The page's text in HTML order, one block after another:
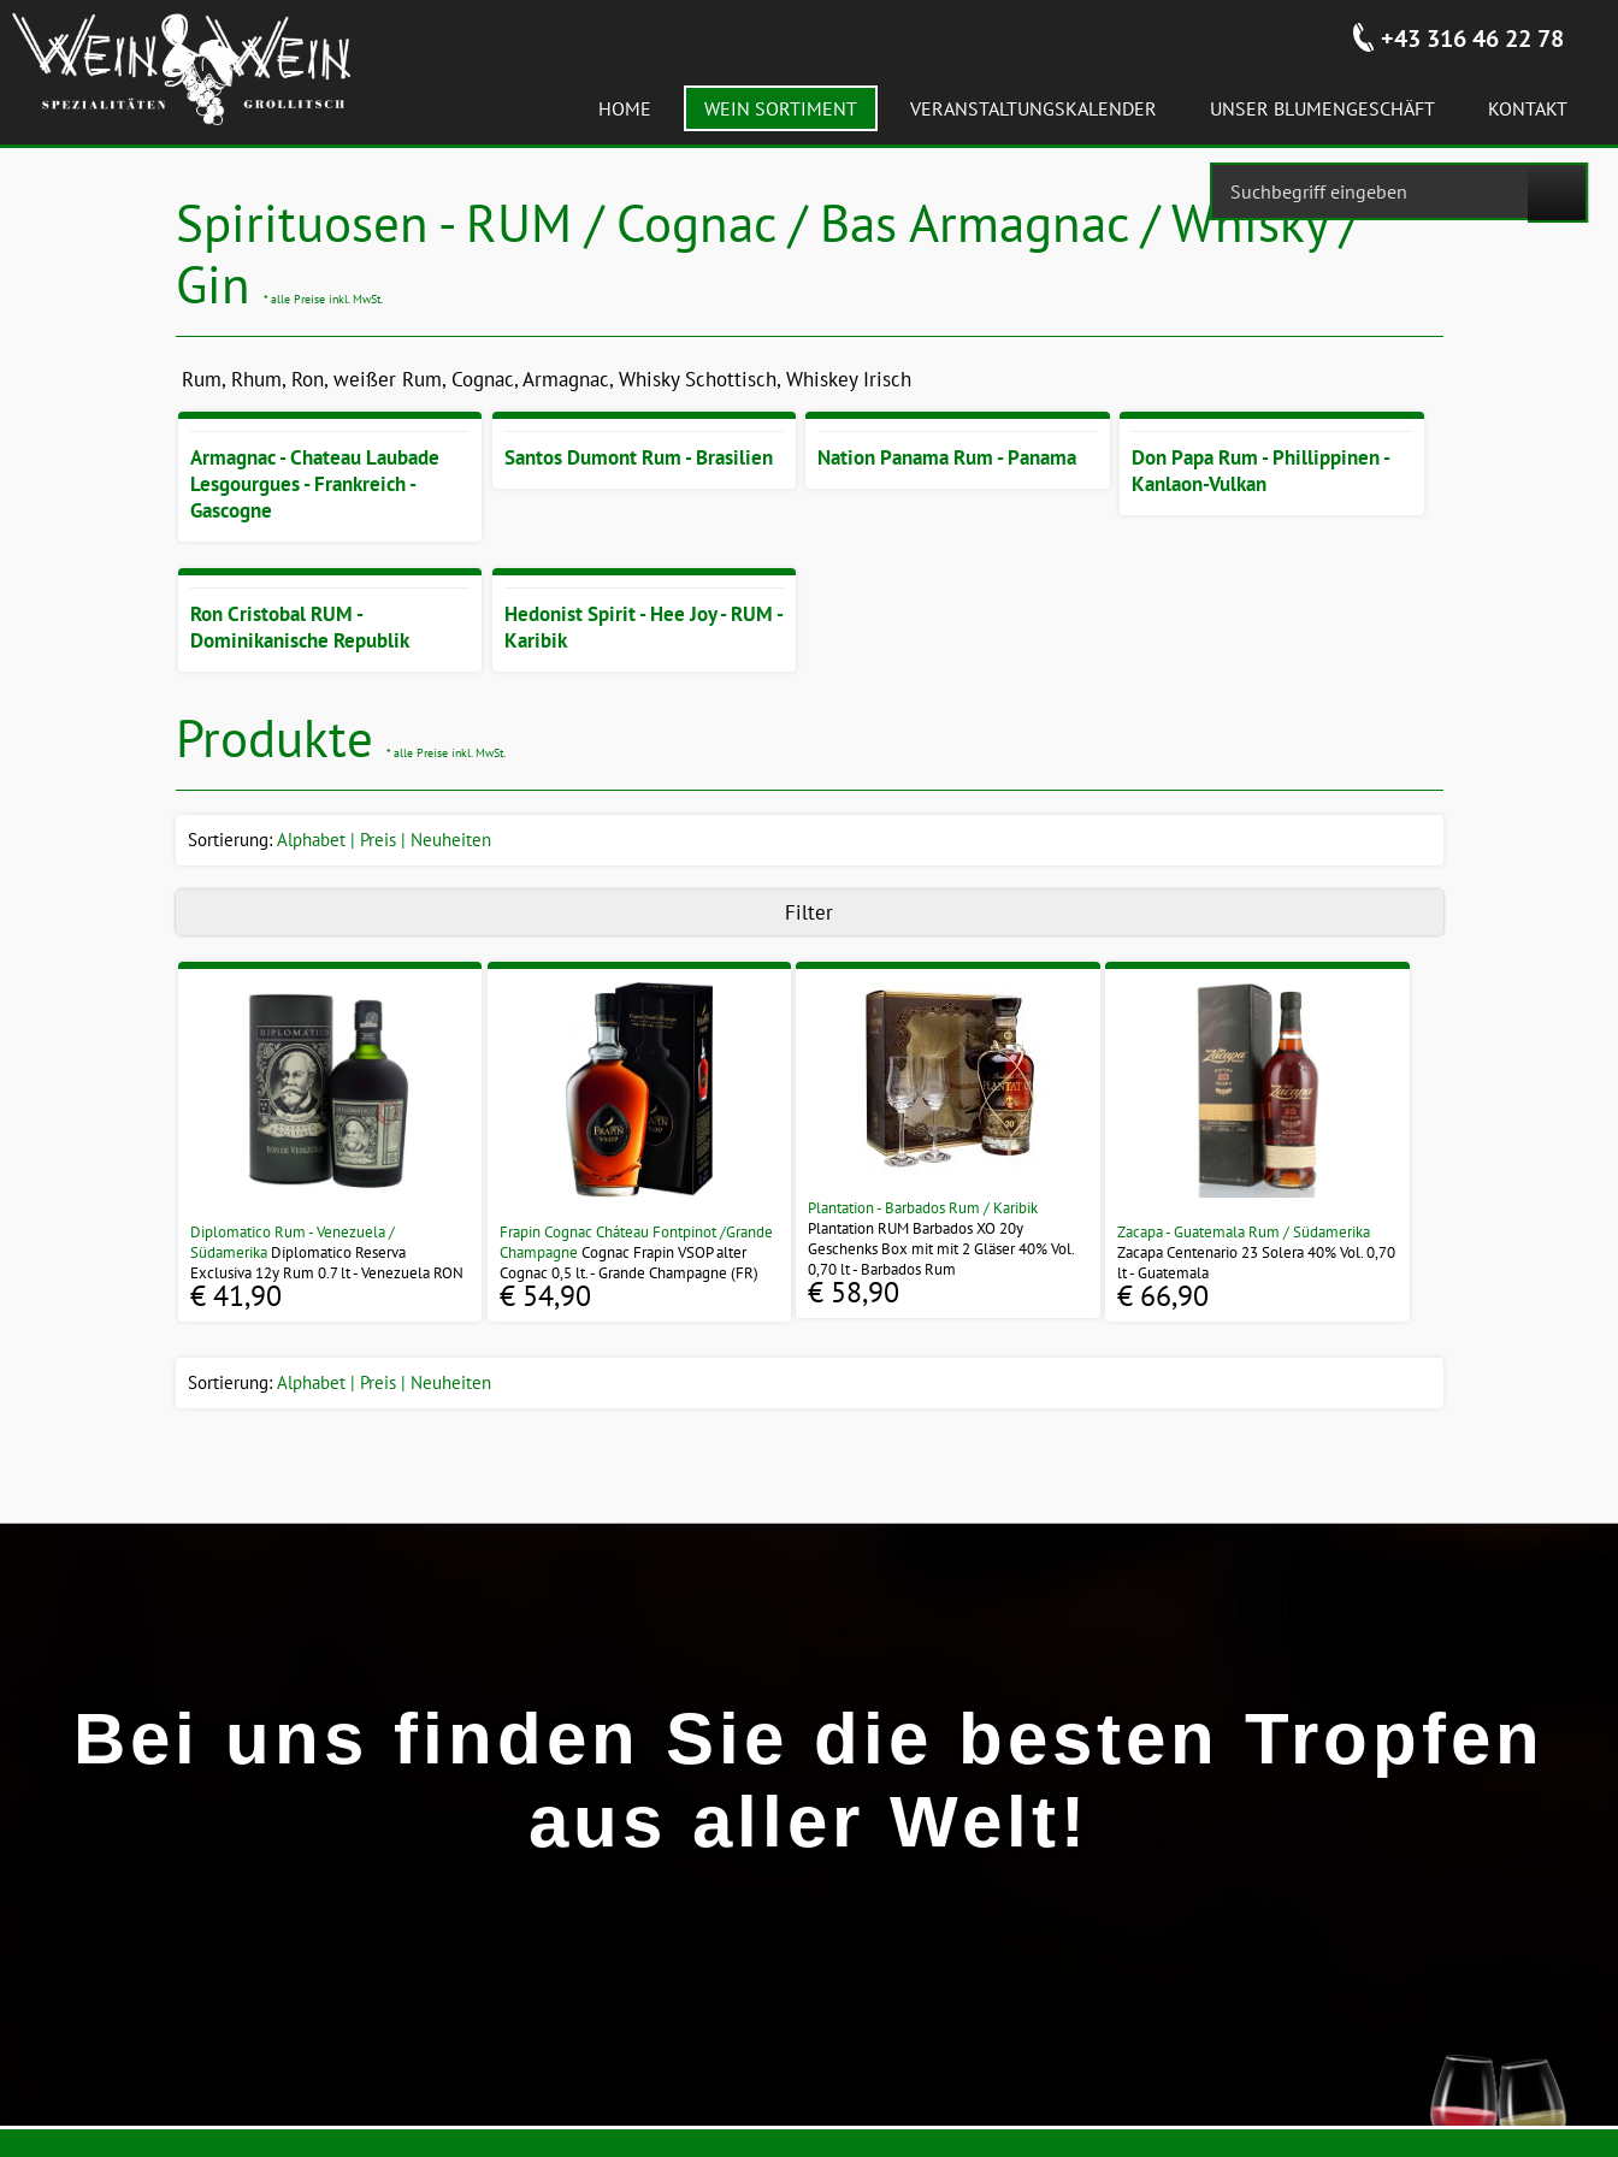
+43 316 46 22 78
HOME WEIN SORTIMENT VERANSTALTUNGSKALENDER UNSER BLUMENGESCHÄFT KONTAKT
Spirituosen - RUM / Cognac / Bas Armagnac / Whisky /
Gin
* alle Preise inkl. MwSt.
Rum, Rhum, Ron, weißer Rum, Cognac, Armagnac, Whisky Schottisch, Whiskey Irisch
Armagnac - Chateau Laubade
Lesgourgues - Frankreich -
Gascogne
Santos Dumont Rum - Brasilien Nation Panama Rum - Panama
Don Papa Rum - Phillippinen -
Kanlaon-Vulkan
Ron Cristobal RUM -
Dominikanische Republik
Hedonist Spirit - Hee Joy - RUM -
Karibik
Produkte * alle Preise inkl. MwSt.
Sortierung: Alphabet Preis Neuheiten
Filter
Diplomatico Rum - Venezuela /
Südamerika Diplomatico Reserva
Exclusiva 12y Rum 0.7 lt - Venezuela RON
€ 41,90
Frapin Cognac Cháteau Fontpinot /Grande
Champagne Cognac Frapin VSOP alter
Cognac 0,5 lt. - Grande Champagne (FR)
€ 54,90
Plantation - Barbados Rum / Karibik
Plantation RUM Barbados XO 20y
Geschenks Box mit mit 2 Gläser 40% Vol.
0,70 lt - Barbados Rum
€ 58,90
Zacapa - Guatemala Rum / Südamerika
Zacapa Centenario 23 Solera 40% Vol. 0,70
lt - Guatemala
€ 66,90
Sortierung: Alphabet Preis Neuheiten
Bei uns finden Sie die besten Tropfen
aus aller Welt!